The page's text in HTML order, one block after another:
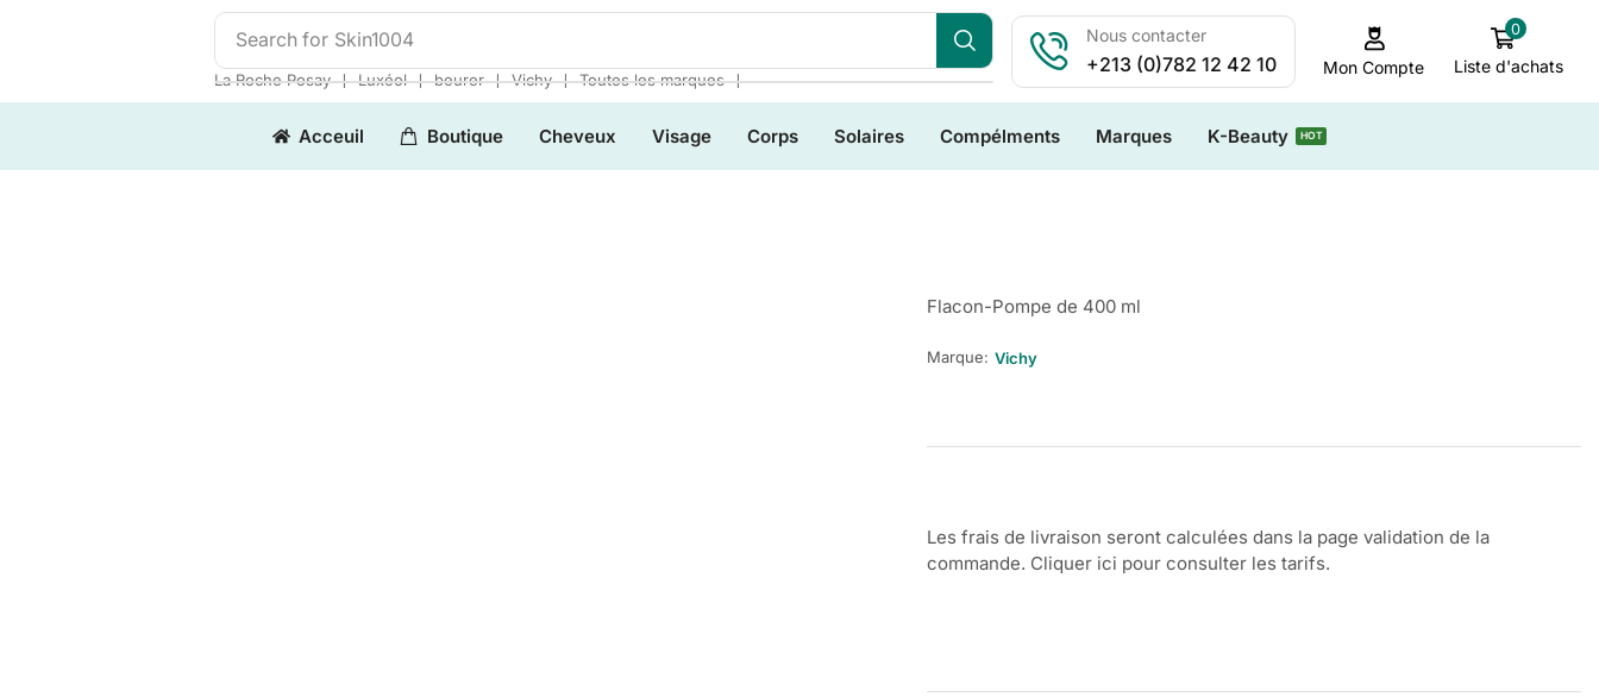
Search for Skin1004
La Roche Posay ❘ Luxéol ❘ beurer ❘ Vichy ❘ Toutes les marques ❘
Nous contacter
+213 (0)782 12 42 10 Mon Compte
0
Liste d'achats
Acceuil Boutique Cheveux Visage Corps Solaires Compélments Marques K-Beauty HOT
Flacon-Pompe de 400 ml
Marque: Vichy
Les frais de livraison seront calculées dans la page validation de la
commande. Cliquer ici pour consulter les tarifs.